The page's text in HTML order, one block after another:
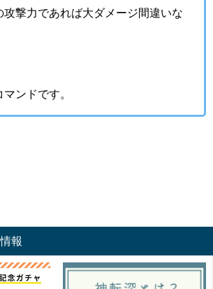
攻撃力であれば大ダメージ間違いな
ンドです。
報